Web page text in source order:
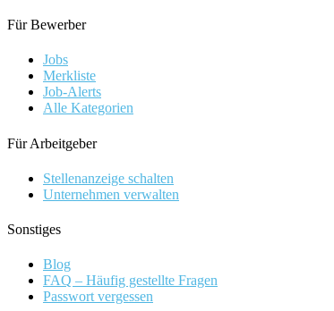
Für Bewerber
Jobs
Merkliste
Job-Alerts
Alle Kategorien
Für Arbeitgeber
Stellenanzeige schalten
Unternehmen verwalten
Sonstiges
Blog
FAQ – Häufig gestellte Fragen
Passwort vergessen